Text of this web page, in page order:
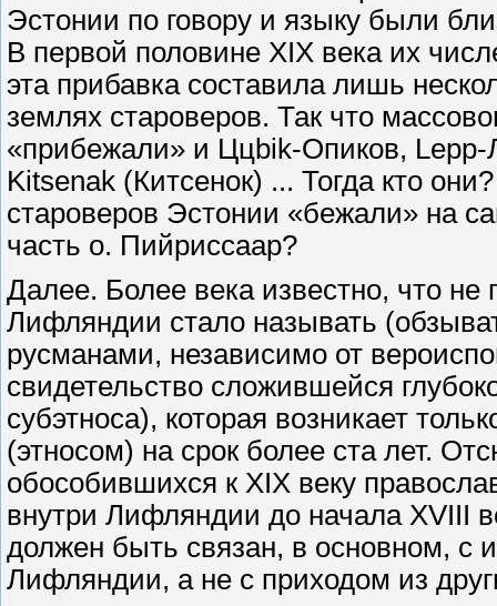
Эстонии по говору и языку были
В первой половине XIX века их
эта прибавка составила лишь
землях староверов. Так что
«прибежали» и Ццbik-Опиков, Lepp-
Kitsenak (Китсенок) ... Тогда кто
староверов Эстонии «бежали» на
часть о. Пийриссаар?
Далее. Более века известно, что не
Лифляндии стало называть
русманами, независимо от
свидетельство сложившейся
субэтноса), которая возникает
(этносом) на срок более ста лет.
обособившихся к XIX веку
внутри Лифляндии до начала XVIII
должен быть связан, в основном, с
Лифляндии, а не с приходом из